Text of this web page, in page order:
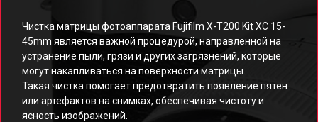
Чистка матрицы фотоаппарата Fujifilm X-T200 Kit XC 15-
45mm является важной процедурой, направленной на
устранение пыли, грязи и других загрязнений, которые
могут накапливаться на поверхности матрицы.
Такая чистка помогает предотвратить появление пятен
или артефактов на снимках, обеспечивая чистоту и
ясность изображений.